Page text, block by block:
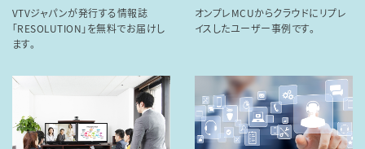
VTVジャパンが発行する情報誌
「RESOLUTION」を無料でお届けし
ます。
オンプレMCUからクラウドにリプレ
イスしたユーザー事例です。